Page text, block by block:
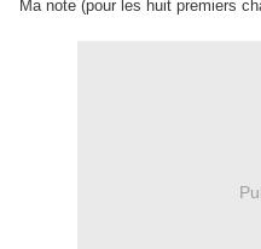
Ma note (pour les huit premiers